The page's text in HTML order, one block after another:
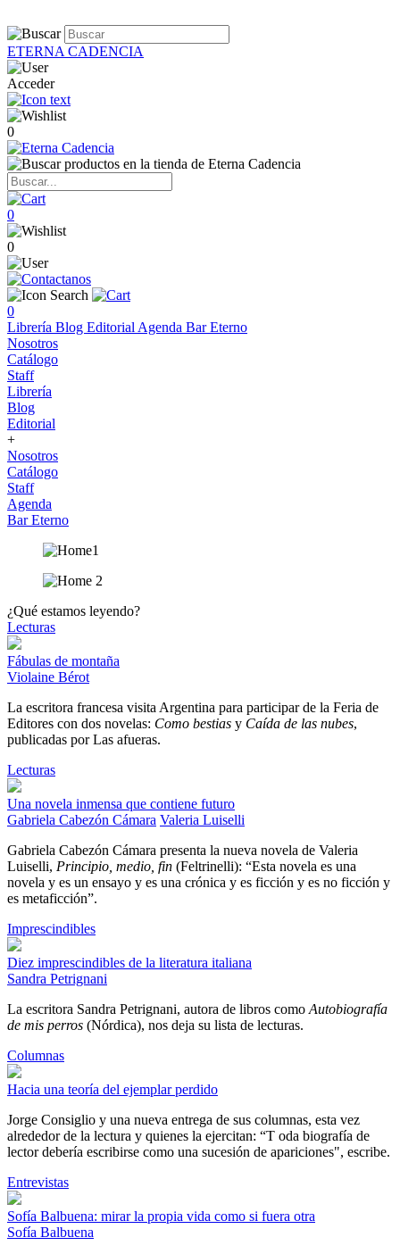
ETERNA CADENCIA
Acceder
0
0
0
0
Librería Blog Editorial Agenda Bar Eterno
Nosotros
Catálogo
Staff
Librería
Blog
Editorial
+
Nosotros
Catálogo
Staff
Agenda
Bar Eterno
¿Qué estamos leyendo?
Lecturas
Fábulas de montaña
Violaine Bérot
La escritora francesa visita Argentina para participar de la Feria de
Editores con dos novelas: Como bestias y Caída de las nubes,
publicadas por Las afueras.
Lecturas
Una novela inmensa que contiene futuro
Gabriela Cabezón Cámara Valeria Luiselli
Gabriela Cabezón Cámara presenta la nueva novela de Valeria
Luiselli, Principio, medio, fin (Feltrinelli): “Esta novela es una
novela y es un ensayo y es una crónica y es ficción y es no ficción y
es metaficción”.
Imprescindibles
Diez imprescindibles de la literatura italiana
Sandra Petrignani
La escritora Sandra Petrignani, autora de libros como Autobiografía
de mis perros (Nórdica), nos deja su lista de lecturas.
Columnas
Hacia una teoría del ejemplar perdido
Jorge Consiglio y una nueva entrega de sus columnas, esta vez
alrededor de la lectura y quienes la ejercitan: “T oda biografía de
lector debería escribirse como una sucesión de apariciones", escribe.
Entrevistas
Sofía Balbuena: mirar la propia vida como si fuera otra
Sofía Balbuena